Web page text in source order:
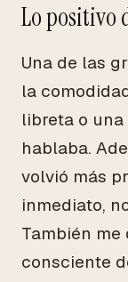
Lo positivo
Una de las
la
libreta o
hablaba.
volvió más
inmediato,
También
consciente